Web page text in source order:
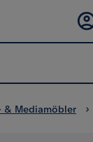
& Mediamöbler